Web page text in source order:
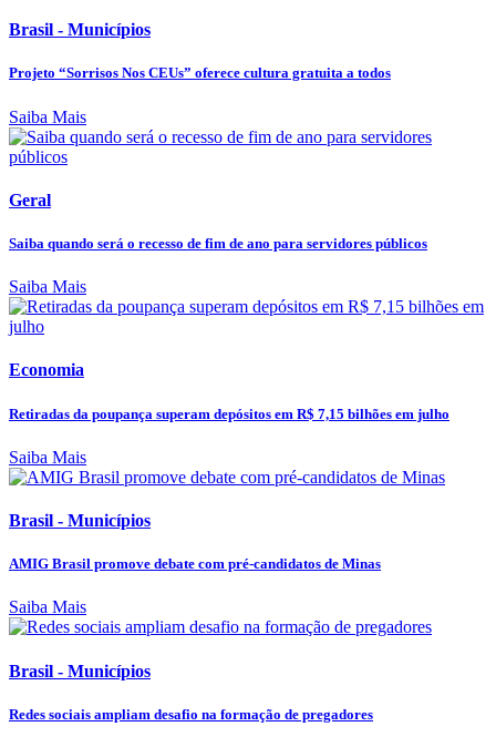
Brasil - Municípios
Projeto “Sorrisos Nos CEUs” oferece cultura gratuita a todos
Saiba Mais
Geral
Saiba quando será o recesso de fim de ano para servidores públicos
Saiba Mais
Economia
Retiradas da poupança superam depósitos em R$ 7,15 bilhões em julho
Saiba Mais
Brasil - Municípios
AMIG Brasil promove debate com pré-candidatos de Minas
Saiba Mais
Brasil - Municípios
Redes sociais ampliam desafio na formação de pregadores